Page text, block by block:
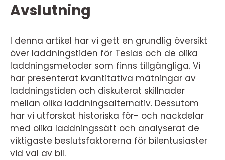
Avslutning
I denna artikel har vi gett en grundlig översikt
över laddningstiden för Teslas och de olika
laddningsmetoder som finns tillgängliga. Vi
har presenterat kvantitativa mätningar av
laddningstiden och diskuterat skillnader
mellan olika laddningsalternativ. Dessutom
har vi utforskat historiska för- och nackdelar
med olika laddningssätt och analyserat de
viktigaste beslutsfaktorerna för bilentusiaster
vid val av bil.